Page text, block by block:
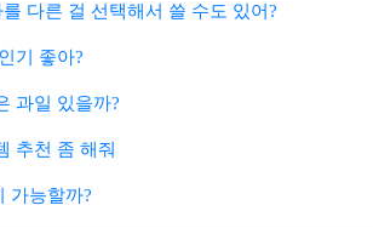
다른 걸 선택해서 쓸 수도 있어?
기 좋아?
과일 있을까?
추천 좀 해줘
가능할까?